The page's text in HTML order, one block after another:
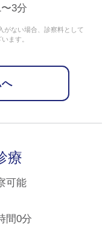
3分
ない場合、診察料として
ます。
療
可能
間0分